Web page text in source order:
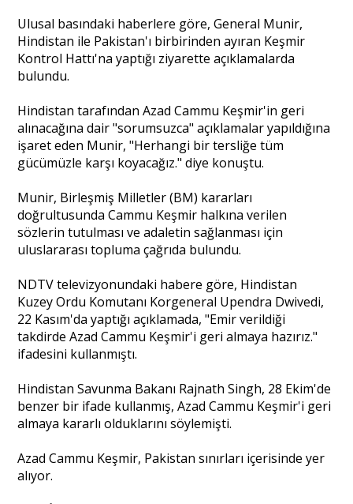
Söyleşi
Portre
Yazarlar
Eğitim
Dosya Haber
Ankara Analiz
Sağlık
Ulusal basındaki haberlere göre, General Munir,
Hindistan ile Pakistan'ı birbirinden ayıran Keşmir
Kontrol Hattı'na yaptığı ziyarette açıklamalarda
bulundu.
Hindistan tarafından Azad Cammu Keşmir'in geri
alınacağına dair "sorumsuzca" açıklamalar yapıldığına
işaret eden Munir, "Herhangi bir tersliğe tüm
gücümüzle karşı koyacağız." diye konuştu.
Munir, Birleşmiş Milletler (BM) kararları
doğrultusunda Cammu Keşmir halkına verilen
sözlerin tutulması ve adaletin sağlanması için
uluslararası topluma çağrıda bulundu.
NDTV televizyonundaki habere göre, Hindistan
Kuzey Ordu Komutanı Korgeneral Upendra Dwivedi,
22 Kasım'da yaptığı açıklamada, "Emir verildiği
takdirde Azad Cammu Keşmir'i geri almaya hazırız."
ifadesini kullanmıştı.
Hindistan Savunma Bakanı Rajnath Singh, 28 Ekim'de
benzer bir ifade kullanmış, Azad Cammu Keşmir'i geri
almaya kararlı olduklarını söylemişti.
Azad Cammu Keşmir, Pakistan sınırları içerisinde yer
alıyor.